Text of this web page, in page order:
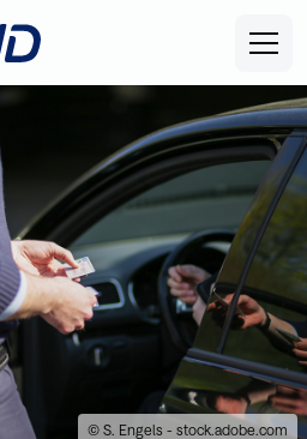
© S. Engels - stock.adobe.com